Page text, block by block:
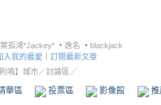
孤鴻*Jackey* 、 逸名 、 blackjack
入我的最愛
訂閱最新文章
則鳴】城市／討論區／
華區 投票區 影像館